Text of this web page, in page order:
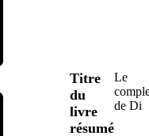
Titre
du
livre
résumé
Le
de Di